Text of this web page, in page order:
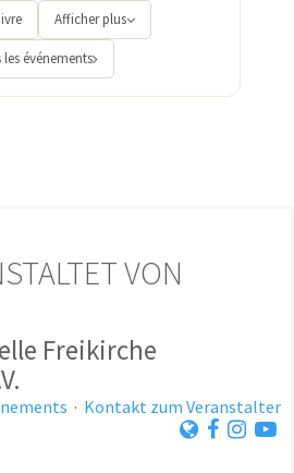
Afficher plus
les événements
VON
Freikirche
· Kontakt zum Veranstalter